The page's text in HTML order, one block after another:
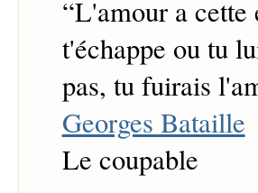
“L'amour a cette
t'échappe ou tu
pas, tu fuirais
Georges Bataille
Le coupable